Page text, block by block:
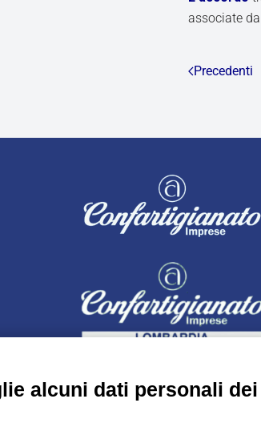
associate
Precedenti
alcuni dati personali dei